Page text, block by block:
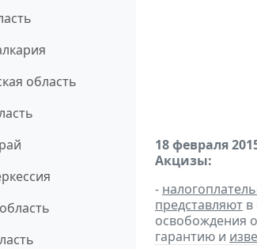
область
18 февраля
Акцизы:
-
представляют в
освобождения
гарантию и